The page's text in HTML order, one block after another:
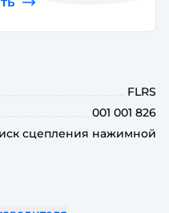
FLRS
001 001 826
сцепления нажимной